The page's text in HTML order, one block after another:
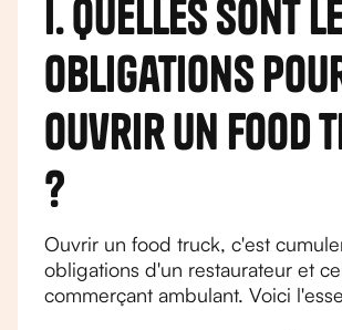
I. Quelles sont
obligations
ouvrir un food
?
Ouvrir un food truck, c'est
obligations d'un restaurateur et
commerçant ambulant. Voici